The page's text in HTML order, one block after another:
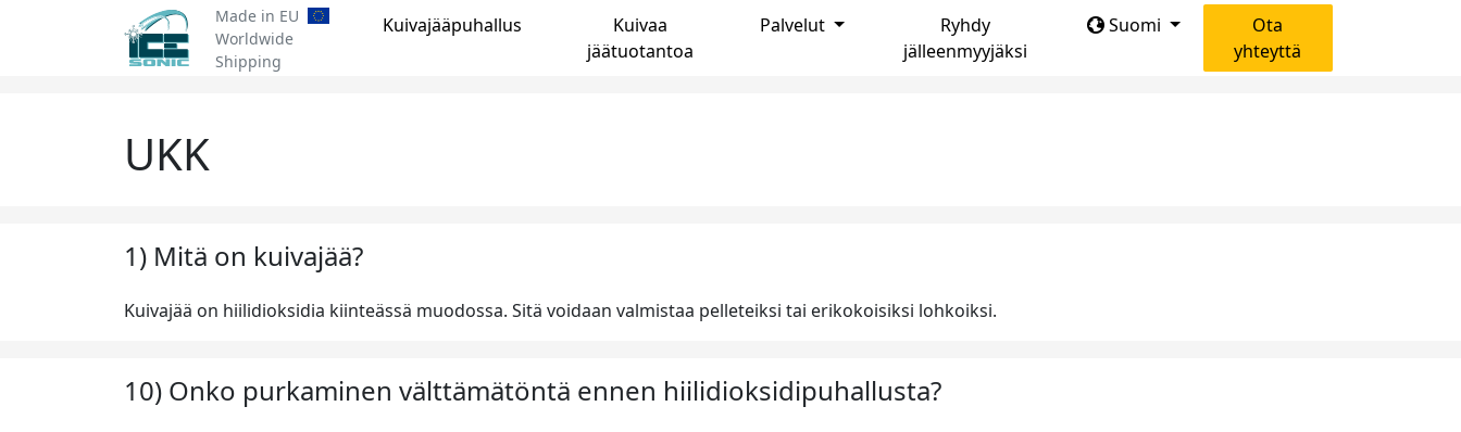
Made in EU
Worldwide
Shipping
Kuivajääpuhallus
Kuivaa
jäätuotantoa
Palvelut
Ryhdy
jälleenmyyjäksi
Suomi
Ota
yhteyttä
UKK
1) Mitä on kuivajää?
Kuivajää on hiilidioksidia kiinteässä muodossa. Sitä voidaan valmistaa pelleteiksi tai erikokoisiksi lohkoiksi.
10) Onko purkaminen välttämätöntä ennen hiilidioksidipuhallusta?